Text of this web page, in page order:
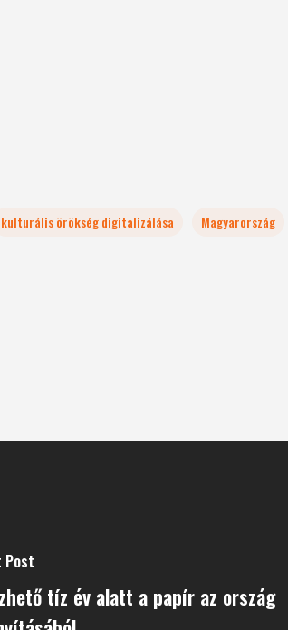
kulturális örökség digitalizálása
Magyarország
Post
tíz év alatt a papír az ország